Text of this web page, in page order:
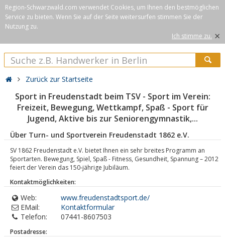
Region-Schwarzwald.com verwendet Cookies, um Ihnen den bestmöglichen
Service zu bieten. Wenn Sie auf der Seite weitersurfen stimmen Sie der
Nutzung zu.
Ich stimme zu. ×
Zurück zur Startseite
Sport in Freudenstadt beim TSV - Sport im Verein:
Freizeit, Bewegung, Wettkampf, Spaß - Sport für
Jugend, Aktive bis zur Seniorengymnastik,...
Über Turn- und Sportverein Freudenstadt 1862 e.V.
SV 1862 Freudenstadt e.V. bietet Ihnen ein sehr breites Programm an
Sportarten. Bewegung, Spiel, Spaß - Fitness, Gesundheit, Spannung – 2012
feiert der Verein das 150-jährige Jubiläum.
Kontaktmöglichkeiten:
Web:
www.freudenstadtsport.de/
EMail:
Kontaktformular
Telefon:
07441-8607503
Postadresse: